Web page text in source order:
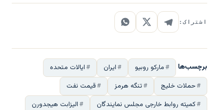
اشتراک:
برچسب‌ها مارکو روبیو ایران
ایالات متحده
حملات خلیج
تنگه هرمز
قیمت نفت
کمیته روابط خارجی مجلس نمایندگان
الیزابت هیجدورن